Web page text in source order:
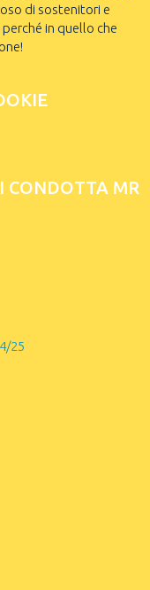
di sostenitori e
in quello che
CONDOTTA MR
25